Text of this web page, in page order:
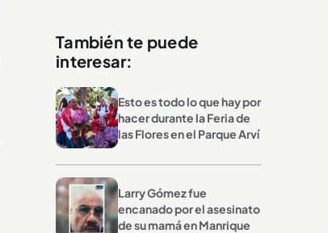
También te puede
interesar:
Esto es todo lo que hay por
hacer durante la Feria de
las Flores en el Parque Arví
Larry Gómez fue
encanado por el asesinato
de su mamá en Manrique